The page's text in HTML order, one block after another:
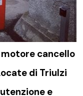
motore cancello
di Triulzi
e